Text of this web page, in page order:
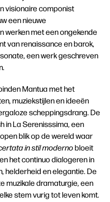
visionaire componist
een nieuwe
werken met een ongekende
van renaissance en barok,
een werk geschreven
Mantua met het
muziekstijlen en ideeën
scheppingsdrang. De
in La Serenisssima, een
blik op de wereld waar
in stil modernobloeit
het continuo dialogeren in
helderheid en elegantie. De
muzikale dramaturgie, een
stem vurig tot leven komt.